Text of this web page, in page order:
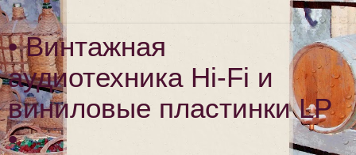
• Винтажная
аудиотехника Hi-Fi и
виниловые пластинки LP
•